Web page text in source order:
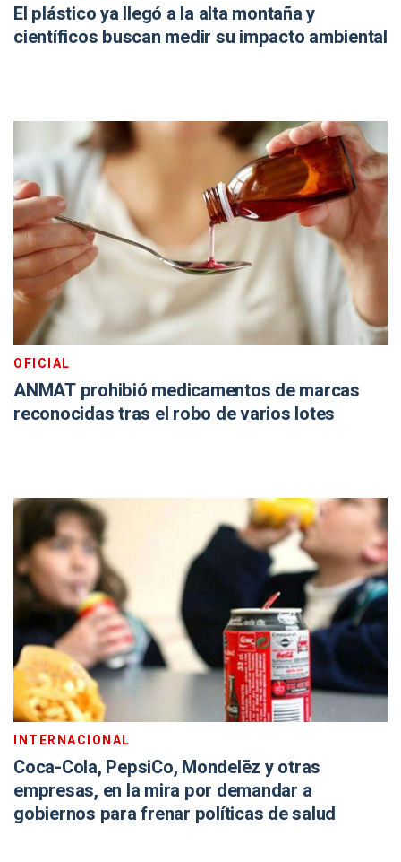
El plástico ya llegó a la alta montaña y
científicos buscan medir su impacto ambiental
OFICIAL
ANMAT prohibió medicamentos de marcas
reconocidas tras el robo de varios lotes
INTERNACIONAL
Coca-Cola, PepsiCo, Mondelēz y otras
empresas, en la mira por demandar a
gobiernos para frenar políticas de salud